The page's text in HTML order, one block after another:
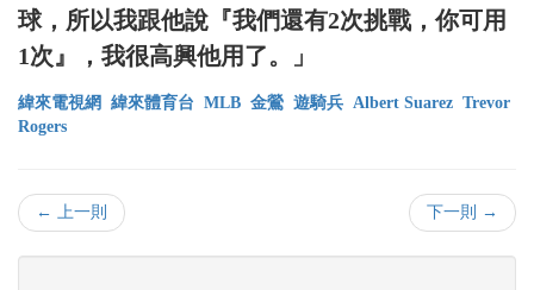
球，所以我跟他說『我們還有2次挑戰，你可用
1次』，我很高興他用了。」
緯來電視網 緯來體育台 MLB 金鶯 遊騎兵 Albert Suarez Trevor
Rogers
← 上一則 下一則 →